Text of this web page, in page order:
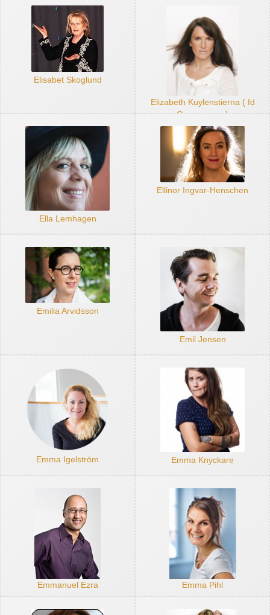
Elisabet Skoglund
Elizabeth Kuylenstierna ( fd
Gummesson)
Ella Lemhagen
Ellinor Ingvar-Henschen
Emilia Arvidsson
Emil Jensen
Emma Igelström Emma Knyckare
Emmanuel Ezra Emma Pihl